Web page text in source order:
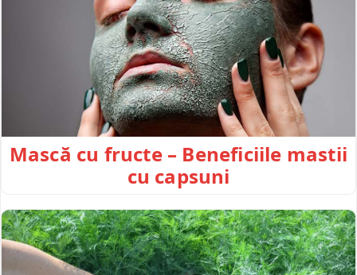
Mască cu fructe – Beneficiile mastii
cu capsuni